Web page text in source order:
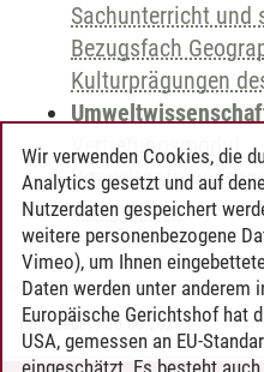
Sachunterricht und
Bezugsfach
Kulturprägungen
Vertiefungsmodul
Geographie
Timo Leder/30.06.2024
Wir verwenden Cookies, die
Analytics gesetzt und auf
Nutzerdaten gespeichert
weitere personenbezogene
Vimeo), um Ihnen
Daten werden unter anderem
Europäische Gerichtshof hat
USA, gemessen an EU-
eingeschätzt. Es besteht